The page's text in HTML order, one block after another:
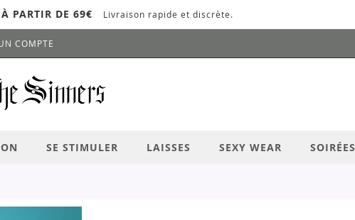
PARTIR DE 69€ Livraison rapide et discrète.
COMPTE
# APPUYEZ SUR LA TOUCHE "ENTRER" POUR LANCER LA RECHERCHE
SE STIMULER LAISSES SEXY WEAR SOIRÉES